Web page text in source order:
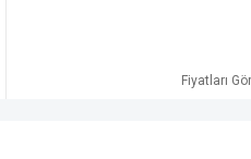
Fiyatları